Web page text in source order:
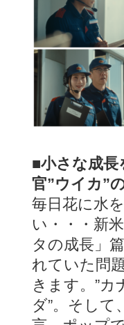
■小さな成
官”ウイカ”
毎日花に水
い・・・新
タの成長」
れていた問
きます。”カ
ダ”。そして